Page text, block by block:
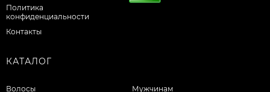
Политика
конфиденциальности
Контакты
КАТАЛОГ
Волосы
Мужчинам